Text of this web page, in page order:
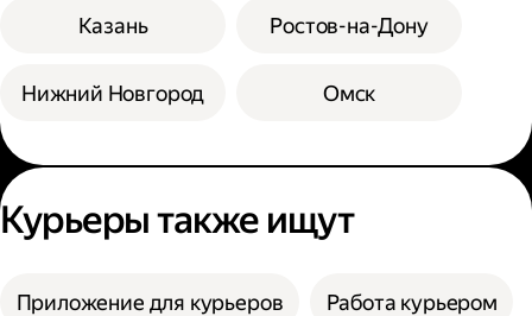
Казань
Нижний Новгород
Ростов-на-Дону
Омск
Курьеры также ищут
Приложение для курьеров Работа курьером